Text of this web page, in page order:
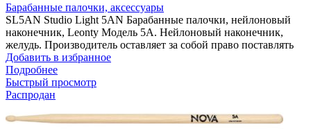
Барабанные палочки, аксессуары
SL5AN Studio Light 5AN Барабанные палочки, нейлоновый
наконечник, Leonty Модель 5А. Нейлоновый наконечник,
желудь. Производитель оставляет за собой право поставлять
Добавить в избранное
Подробнее
Быстрый просмотр
Распродан